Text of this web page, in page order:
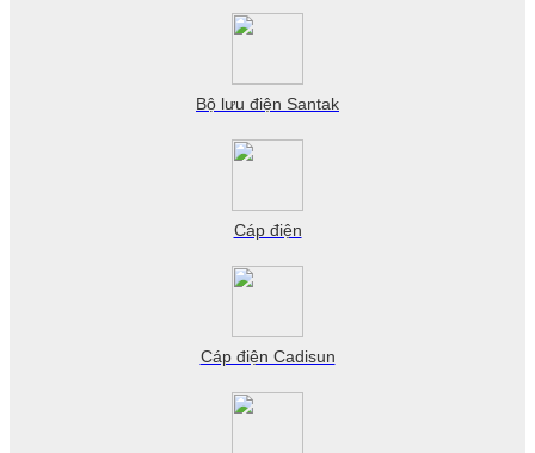
Bộ lưu điện Santak
Cáp điện
Cáp điện Cadisun